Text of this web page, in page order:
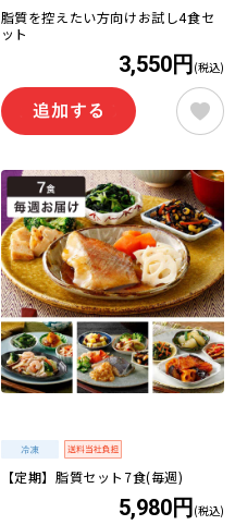
脂質を控えたい方向けお試し4食セ
ット
3,550円 (税込)
【定期】脂質セット7食(毎週)
5,980円 (税込)